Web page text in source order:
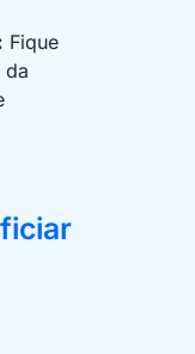
Fique
da